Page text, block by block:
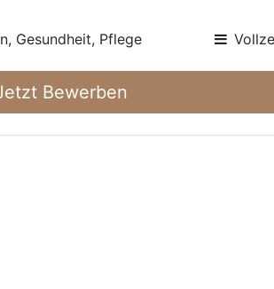
Gesundheit, Pflege
Bewerben